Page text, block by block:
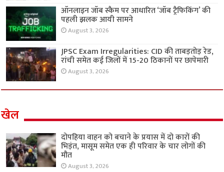
ऑनलाइन जॉब स्कैम पर आधारित ‘जॉब ट्रैफिकिंग’ की
पहली झलक आयी सामने
August 3, 2026
JPSC Exam Irregularities: CID की ताबड़तोड़ रेड,
रांची समेत कई जिलों में 15-20 ठिकानों पर छापेमारी
August 3, 2026
खेल
दोपहिया वाहन को बचाने के प्रयास में दो कारों की
भिड़ंत, मासूम समेत एक ही परिवार के चार लोगों की
मौत
August 3, 2026